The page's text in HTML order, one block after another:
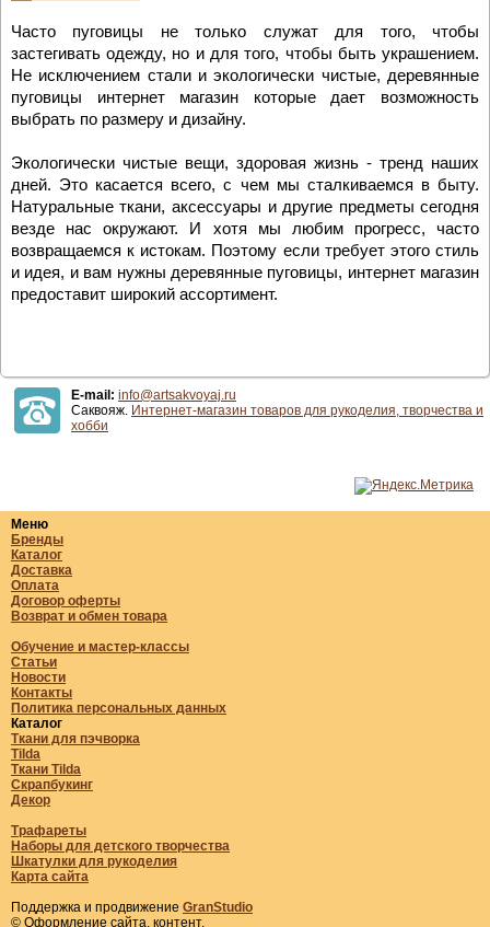
Часто пуговицы не только служат для того, чтобы
застегивать одежду, но и для того, чтобы быть украшением.
Не исключением стали и экологически чистые, деревянные
пуговицы интернет магазин которые дает возможность
выбрать по размеру и дизайну.
Экологически чистые вещи, здоровая жизнь - тренд наших
дней. Это касается всего, с чем мы сталкиваемся в быту.
Натуральные ткани, аксессуары и другие предметы сегодня
везде нас окружают. И хотя мы любим прогресс, часто
возвращаемся к истокам. Поэтому если требует этого стиль
и идея, и вам нужны деревянные пуговицы, интернет магазин
предоставит широкий ассортимент.
E-mail: info@artsakvoyaj.ru
Саквояж. Интернет-магазин товаров для рукоделия, творчества и
хобби
Меню
Бренды
Каталог
Доставка
Оплата
Договор оферты
Возврат и обмен товара
Обучение и мастер-классы
Статьи
Новости
Контакты
Политика персональных данных
Каталог
Ткани для пэчворка
Tilda
Ткани Tilda
Скрапбукинг
Декор
Трафареты
Наборы для детского творчества
Шкатулки для рукоделия
Карта сайта
Поддержка и продвижение GranStudio
© Оформление сайта, контент.